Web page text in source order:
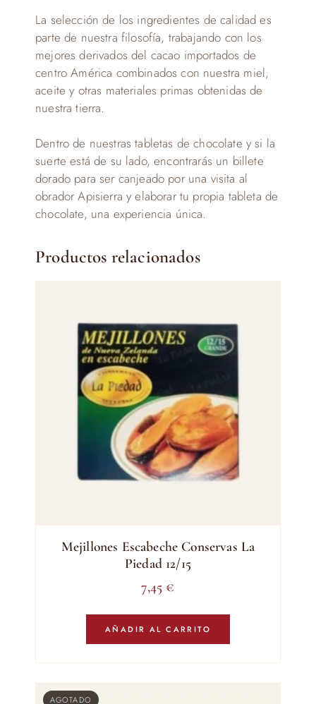
La selección de los ingredientes de calidad es
parte de nuestra filosofía, trabajando con los
mejores derivados del cacao importados de
centro América combinados con nuestra miel,
aceite y otras materiales primas obtenidas de
nuestra tierra.
Dentro de nuestras tabletas de chocolate y si la
suerte está de su lado, encontrarás un billete
dorado para ser canjeado por una visita al
obrador Apisierra y elaborar tu propia tableta de
chocolate, una experiencia única.
Productos relacionados
Mejillones Escabeche Conservas La
Piedad 12/15
7,45 €
AÑADIR AL CARRITO
AGOTADO